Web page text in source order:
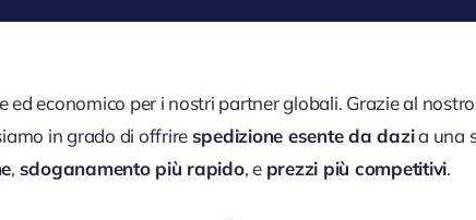
economico per i nostri partner globali. Grazie al nostro
in grado di offrirespedizione esente da dazia una
, sdoganamento più rapido, e prezzi più competitivi.